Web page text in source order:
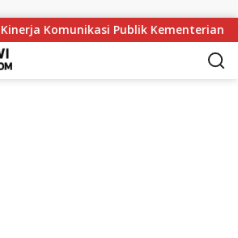
Komunikasi Publik Kementerian